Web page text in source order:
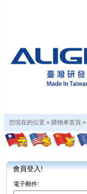
您現在的位置 » 購物車首頁 »
會員登入!
電子郵件: